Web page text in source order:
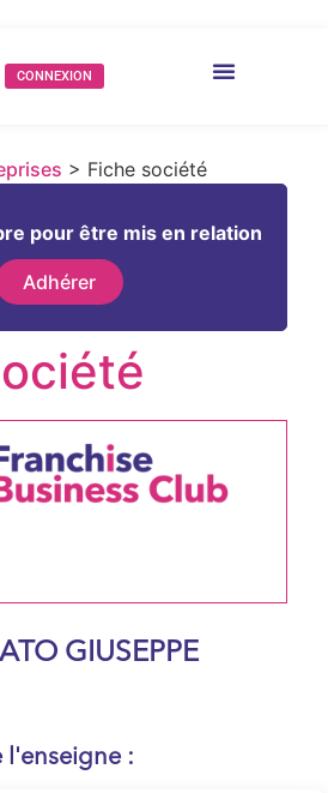
CONNEXION
> Fiche société
pour être mis en relation
Adhérer
GIUSEPPE
l'enseigne :